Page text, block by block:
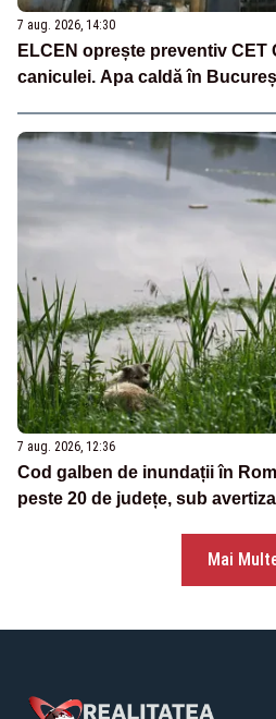
7 aug. 2026, 14:30
ELCEN oprește preventiv CET
caniculei. Apa caldă în
7 aug. 2026, 12:36
Cod galben de inundații în
peste 20 de județe, sub
Mai